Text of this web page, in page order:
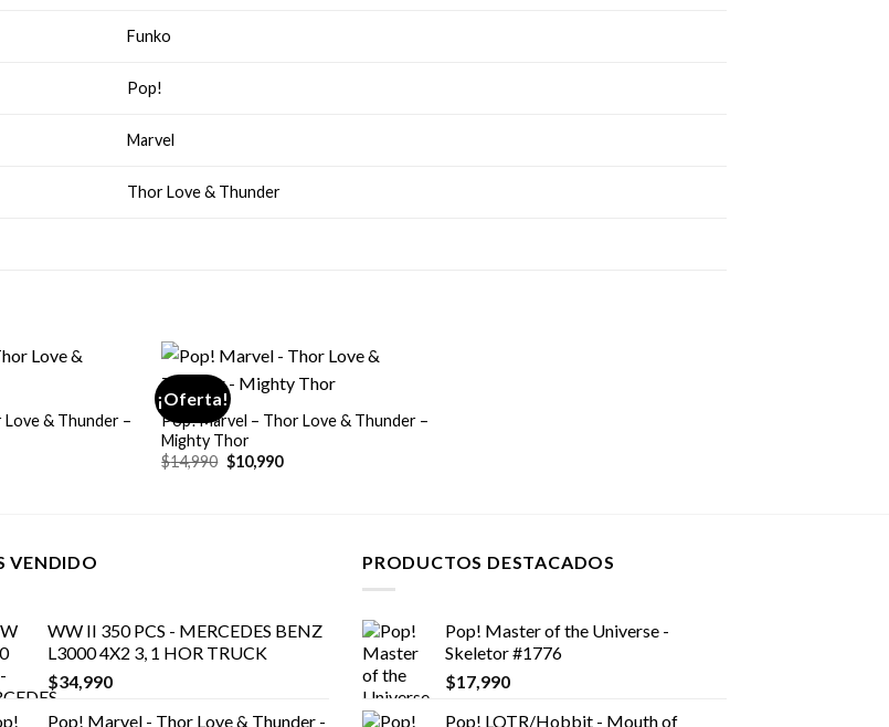
Funko
Pop!
Marvel
Thor Love & Thunder
& Thunder –
¡Oferta!
+
Pop! Marvel – Thor Love & Thunder –
Mighty Thor
$14,990 El
$10,990El
VENDIDO
WW II 350 PCS - MERCEDES BENZ
L3000 4X2 3, 1 HOR TRUCK
$34,990
Pop! Marvel - Thor Love & Thunder -
PRODUCTOS DESTACADOS
Pop! Master of the Universe -
Skeletor #1776
$17,990
Pop! LOTR/Hobbit - Mouth of